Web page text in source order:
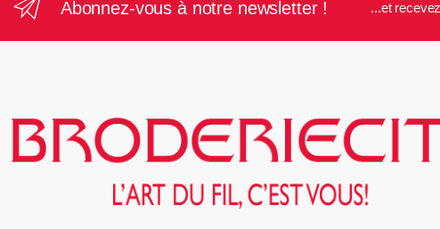
Abonnez-vous à notre newsletter ! ...et